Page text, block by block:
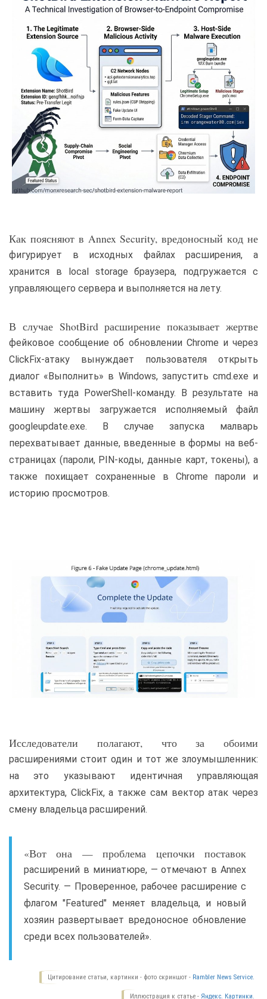
Как поясняют в Annex Security, вредоносный код не
фигурирует в исходных файлах расширения, а
хранится в local storage браузера, подгружается с
управляющего сервера и выполняется на лету.
В случае ShotBird расширение показывает жертве
фейковое сообщение об обновлении Chrome и через
ClickFix-атаку вынуждает пользователя открыть
диалог «Выполнить» в Windows, запустить cmd.exe и
вставить туда PowerShell-команду. В результате на
машину жертвы загружается исполняемый файл
googleupdate.exe. В случае запуска малварь
перехватывает данные, введенные в формы на веб-
страницах (пароли, PIN-коды, данные карт, токены), а
также похищает сохраненные в Chrome пароли и
историю просмотров.
Исследователи полагают, что за обоими
расширениями стоит один и тот же злоумышленник:
на это указывают идентичная управляющая
архитектура, ClickFix, а также сам вектор атак через
смену владельца расширений.
«Вот она — проблема цепочки поставок
расширений в миниатюре, — отмечают в Annex
Security. — Проверенное, рабочее расширение с
флагом "Featured" меняет владельца, и новый
хозяин развертывает вредоносное обновление
среди всех пользователей».
Цитирование статьи, картинки - фото скриншот - Rambler News Service.
Иллюстрация к статье - Яндекс. Картинки.